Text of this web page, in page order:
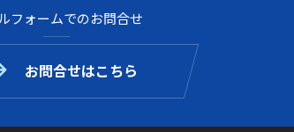
フォームでのお問合せ
お問合せはこちら